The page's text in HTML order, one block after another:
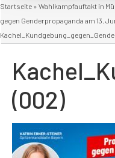
Startseite » Wahlkampfauftakt in
gegen Genderpropaganda am 13.
(002)